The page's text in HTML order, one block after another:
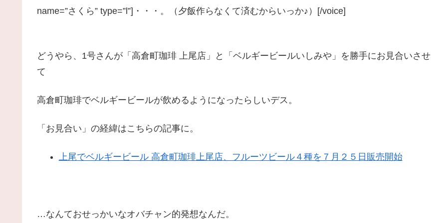
name=”さくら” type=”l”]・・・。（夕飯作らなくて済むからいっか♪）[/voice]
どうやら、1号さんが「高倉町珈琲 上尾店」と「ベルギービールいしみや」を勝手にお見合いさせ
て
高倉町珈琲でベルギービールが飲めるようになったらしいデス。
「お見合い」の経緯はこちらの記事に。
上尾でベルギービール 高倉町珈琲上尾店、フルーツビール４種を７月２５日販売開始
…なんておせっかいなオバチャン的発想なんだ。